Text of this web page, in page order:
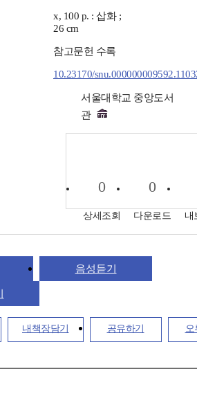
x, 100 p. : 삽화 ;
26 cm
참고문헌 수록
10.23170/
서울대학교 중앙도서
관
0
상세조회
0
다운로드 내
음성듣기
내책장담기 공유하기 오